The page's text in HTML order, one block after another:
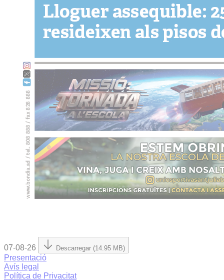
07-08-26 Descarregar (14.95 MB)
Presentació
Avís legal
Política de Privacitat